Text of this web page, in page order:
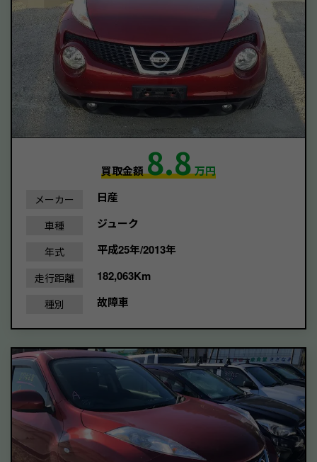
買取金額8.8万円
メーカー 日産
車種 ジューク
年式 平成25年/2013年
走行距離 182,063Km
種別 故障車